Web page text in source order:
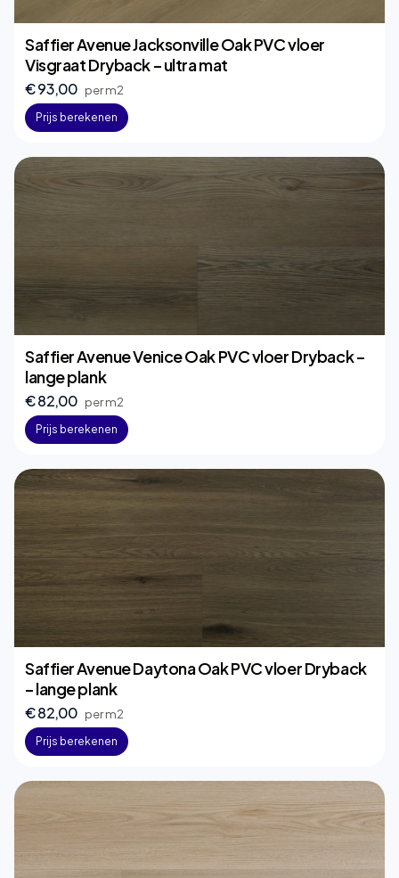
Saffier Avenue Jacksonville Oak PVC vloer
Visgraat Dryback – ultra mat
€ 93,00 per m2
Prijs berekenen
Saffier Avenue Venice Oak PVC vloer Dryback –
lange plank
€ 82,00 per m2
Prijs berekenen
Saffier Avenue Daytona Oak PVC vloer Dryback
– lange plank
€ 82,00 per m2
Prijs berekenen